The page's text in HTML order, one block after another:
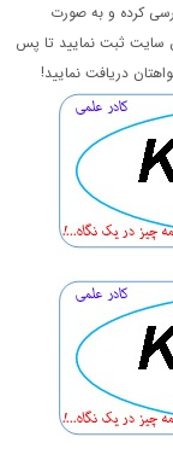
کرده و به صورت
سایت ثبت نمایید تا پس
دریافت نمایید!